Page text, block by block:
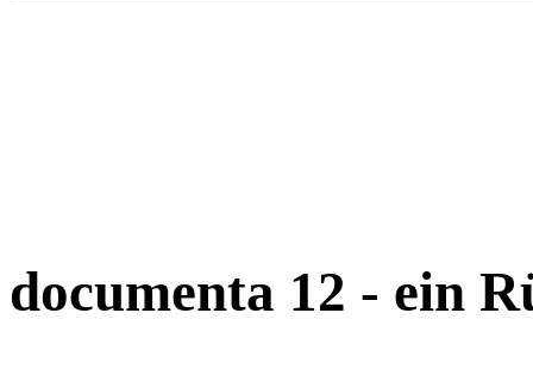
documenta 12 - ein